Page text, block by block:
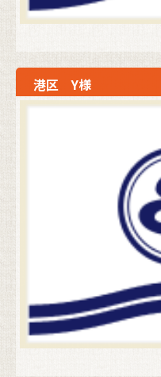
港区 Y様